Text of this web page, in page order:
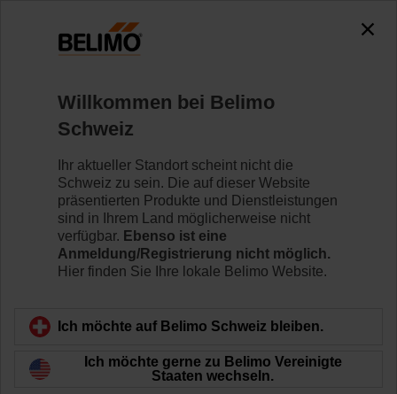
Entrauchungsklappenantriebe
Leistungsstarke Technologie in Kompaktbauweise,
Entrauchungsklappenantriebe von Belimo ermöglichen
zuverlässige Rauchfreihaltung von Flucht- und
Rettungswegen.
Mehr erfahren
Filtern nach
14Ergebnisse gefunden
Willkommen bei Belimo
Schweiz
Ihr aktueller Standort scheint nicht die
Schweiz zu sein. Die auf dieser Website
präsentierten Produkte und Dienstleistungen
sind in Ihrem Land möglicherweise nicht
verfügbar. Ebenso ist eine
Anmeldung/Registrierung nicht möglich.
Hier finden Sie Ihre lokale Belimo Website.
Ich möchte auf Belimo Schweiz bleiben.
Ich möchte gerne zu Belimo Vereinigte
Staaten wechseln.